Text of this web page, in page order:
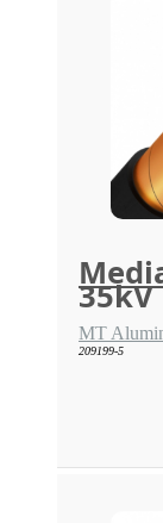
35kV
MT
209199-5